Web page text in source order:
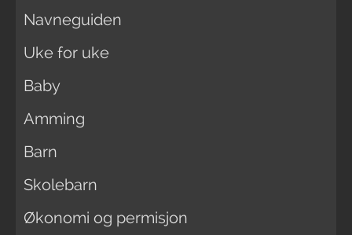
Navneguiden
Uke for uke
Baby
Amming
Barn
Skolebarn
Økonomi og permisjon